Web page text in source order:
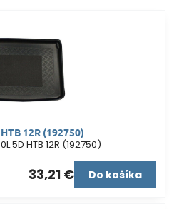
12R (192750)
5D HTB 12R (192750)
33,21 € Do košíka